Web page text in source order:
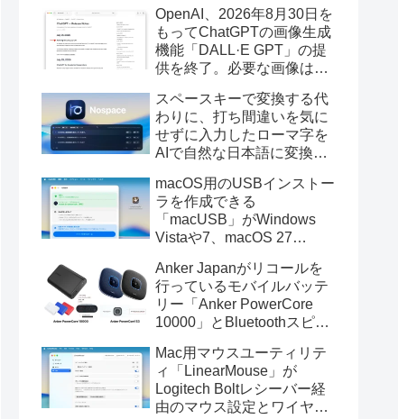
OpenAI、2026年8月30日を
もってChatGPTの画像生成
機能「DALL·E GPT」の提
供を終了。必要な画像は期
スペースキーで変換する代
わりに、打ち間違いを気に
せずに入力したローマ字を
AIで自然な日本語に変換し
力アプリ「Nospace」がリ
リース。
macOS用のUSBインストー
ラを作成できる
「macUSB」がWindows
Vistaや7、macOS 27
トーラの作成に対応。
Anker Japanがリコールを
行っているモバイルバッテ
リー「Anker PowerCore
10000」とBluetoothスピー
辺を焼損する火災が6月に3
件発生していたそうなので
注意を。
Mac用マウスユーティリテ
ィ「LinearMouse」が
Logitech Boltレシーバー経
由のマウス設定とワイヤレ